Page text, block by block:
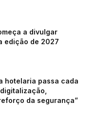
a divulgar
edição de 2027
hotelaria passa cada
da segurança”